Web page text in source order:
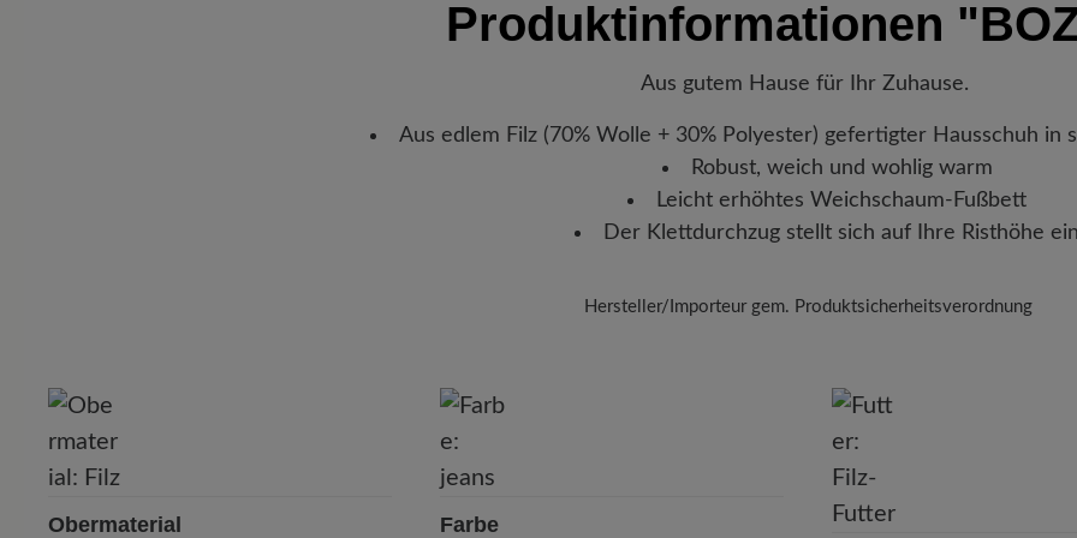
Vorteil der Sohle:Flexible
Abriebfestigkeit, ideal für
Herausnehmbares Fußbett:
Funktionalität:Atmungsaktiv
Lassen Sie die
verformen.
verlassen hat, erhalten Sie
Sendungsnummer können Sie
Produktinformationen
Aus gutem Hause für Ihr Zuhause.
Aus edlem Filz (70% Wolle + 30% Polyester) gefertigter Hausschuh
Robust, weich und wohlig warm
Leicht erhöhtes Weichschaum-Fußbett
Der Klettdurchzug stellt sich auf Ihre Risthöhe ein
Hersteller/Importeur gem. Produktsicherheitsverordnung
Weinbergstr. 15, 93413 Cham, Deutschland
E-Mail: info@florett.de
Obermaterial Farbe